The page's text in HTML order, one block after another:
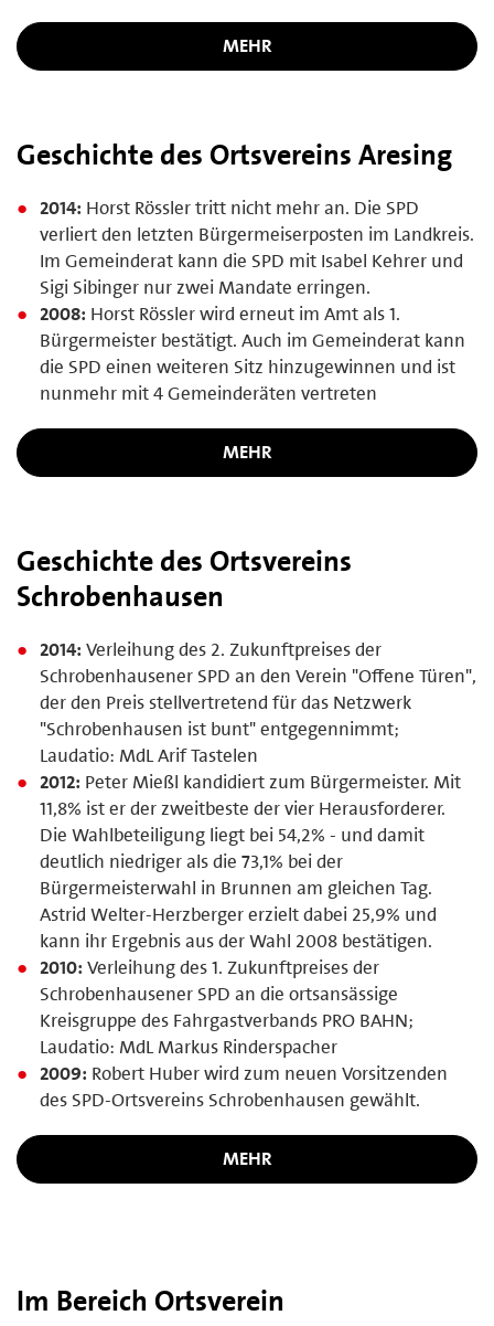
MEHR
Geschichte des Ortsvereins Aresing
2014: Horst Rössler tritt nicht mehr an. Die SPD
verliert den letzten Bürgermeiserposten im Landkreis.
Im Gemeinderat kann die SPD mit Isabel Kehrer und
Sigi Sibinger nur zwei Mandate erringen.
2008: Horst Rössler wird erneut im Amt als 1.
Bürgermeister bestätigt. Auch im Gemeinderat kann
die SPD einen weiteren Sitz hinzugewinnen und ist
nunmehr mit 4 Gemeinderäten vertreten
MEHR
Geschichte des Ortsvereins
Schrobenhausen
2014: Verleihung des 2. Zukunftpreises der
Schrobenhausener SPD an den Verein "Offene Türen",
der den Preis stellvertretend für das Netzwerk
"Schrobenhausen ist bunt" entgegennimmt;
Laudatio: MdL Arif Tastelen
2012: Peter Mießl kandidiert zum Bürgermeister. Mit
11,8% ist er der zweitbeste der vier Herausforderer.
Die Wahlbeteiligung liegt bei 54,2% - und damit
deutlich niedriger als die 73,1% bei der
Bürgermeisterwahl in Brunnen am gleichen Tag.
Astrid Welter-Herzberger erzielt dabei 25,9% und
kann ihr Ergebnis aus der Wahl 2008 bestätigen.
2010: Verleihung des 1. Zukunftpreises der
Schrobenhausener SPD an die ortsansässige
Kreisgruppe des Fahrgastverbands PRO BAHN;
Laudatio: MdL Markus Rinderspacher
2009: Robert Huber wird zum neuen Vorsitzenden
des SPD-Ortsvereins Schrobenhausen gewählt.
MEHR
Im Bereich Ortsverein